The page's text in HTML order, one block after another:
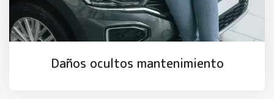
Daños ocultos mantenimiento